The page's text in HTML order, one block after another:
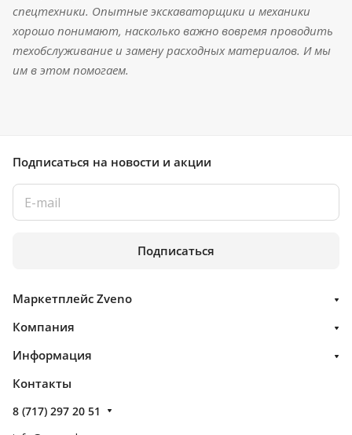
спецтехники. Опытные экскаваторщики и механики
хорошо понимают, насколько важно вовремя проводить
техобслуживание и замену расходных материалов. И мы
им в этом помогаем.
Подписаться на новости и акции
Подписаться
Маркетплейс Zveno
Компания
Информация
Контакты
8 (717) 297 20 51